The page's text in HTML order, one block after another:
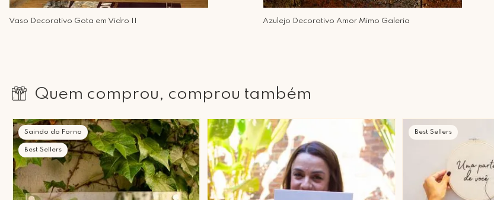
Vaso Decorativo Gota em Vidro II Azulejo Decorativo Amor Mimo Galeria
Quem comprou, comprou também
Saindo do Forno
Best Sellers
Best Sellers